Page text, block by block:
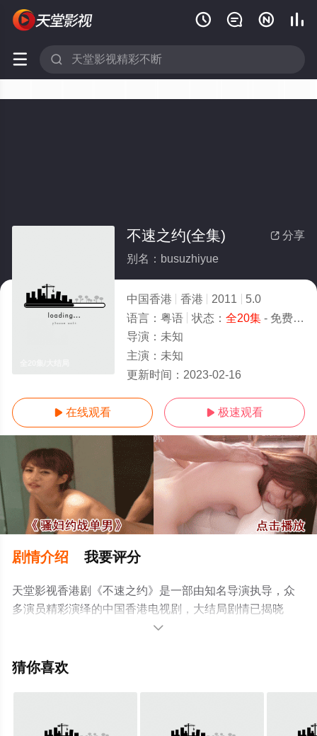
   
 
 分享
不速之约(全集)
别名：busuzhiyue
中国香港 香港 2011
5.0
语言： 粤语 状态： 全20集- 免费在线观看
导演： 未知
主演： 未知
更新时间： 2023-02-16
 在线观看  极速观看
剧情介绍 我要评分
天堂影视香港剧《不速之约》是一部由知名导演执导，众
多演员精彩演绎的中国香港电视剧，大结局剧情已揭晓
（全20集），免费观看高清无删减完整版电视剧全集就上
或剧情网等平台了解。

猜你喜欢